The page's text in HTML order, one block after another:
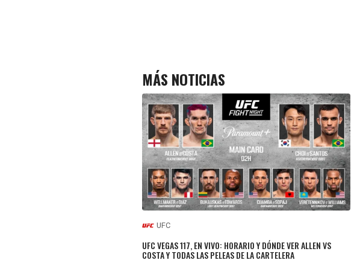
MÁS NOTICIAS
UFC
UFC VEGAS 117, EN VIVO: HORARIO Y DÓNDE VER ALLEN VS
COSTA Y TODAS LAS PELEAS DE LA CARTELERA